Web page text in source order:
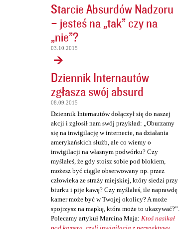
Starcie Absurdów Nadzoru
– jesteś na „tak” czy na
„nie”?
03.10.2015
Dziennik Internautów
zgłasza swój absurd
08.09.2015
Dziennik Internautów dołączył się do naszej
akcji i zgłosił nam swój przykład: „Oburzamy
się na inwigilację w internecie, na działania
amerykańskich służb, ale co wiemy o
inwigilacji na własnym podwórku? Czy
myślałeś, że gdy stoisz sobie pod blokiem,
możesz być ciągle obserwowany np. przez
człowieka ze straży miejskiej, który siedzi przy
biurku i pije kawę? Czy myślałeś, ile naprawdę
kamer może być w Twojej okolicy? A może
spojrzysz na mapkę, która może to ukazywać?”.
Polecamy artykuł Marcina Maja: Ktoś nasikał